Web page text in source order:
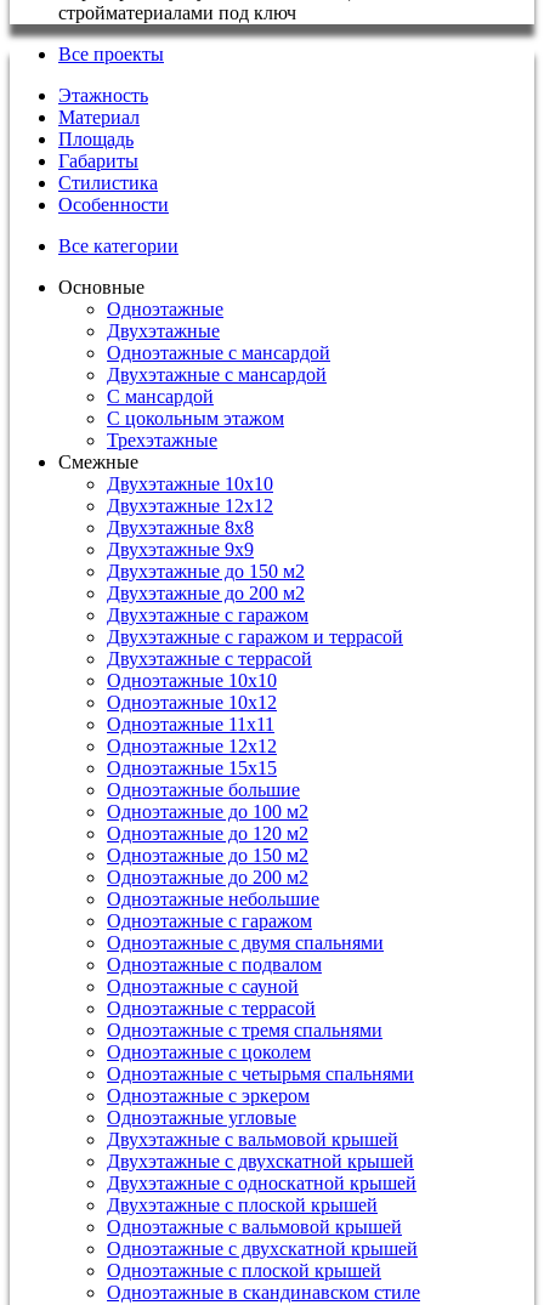
стройматериалами под ключ
Все проекты
Этажность
Материал
Площадь
Габариты
Стилистика
Особенности
Все категории
Основные
Одноэтажные
Двухэтажные
Одноэтажные с мансардой
Двухэтажные с мансардой
С мансардой
С цокольным этажом
Трехэтажные
Смежные
Двухэтажные 10х10
Двухэтажные 12х12
Двухэтажные 8х8
Двухэтажные 9х9
Двухэтажные до 150 м2
Двухэтажные до 200 м2
Двухэтажные с гаражом
Двухэтажные с гаражом и террасой
Двухэтажные с террасой
Одноэтажные 10х10
Одноэтажные 10х12
Одноэтажные 11х11
Одноэтажные 12х12
Одноэтажные 15х15
Одноэтажные большие
Одноэтажные до 100 м2
Одноэтажные до 120 м2
Одноэтажные до 150 м2
Одноэтажные до 200 м2
Одноэтажные небольшие
Одноэтажные с гаражом
Одноэтажные с двумя спальнями
Одноэтажные с подвалом
Одноэтажные с сауной
Одноэтажные с террасой
Одноэтажные с тремя спальнями
Одноэтажные с цоколем
Одноэтажные с четырьмя спальнями
Одноэтажные с эркером
Одноэтажные угловые
Двухэтажные с вальмовой крышей
Двухэтажные с двухскатной крышей
Двухэтажные с односкатной крышей
Двухэтажные с плоской крышей
Одноэтажные с вальмовой крышей
Одноэтажные с двухскатной крышей
Одноэтажные с плоской крышей
Одноэтажные в скандинавском стиле